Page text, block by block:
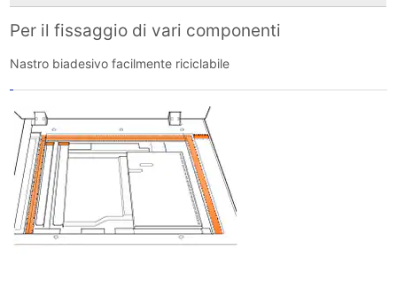
Per il fissaggio di vari componenti
Nastro biadesivo facilmente riciclabile